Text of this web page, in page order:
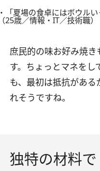
・「夏場の食卓にはボウル
（25歳／情報・IT／技術職）
庶民的の味お好み焼
す。ちょっとマネを
も、最初は抵抗があ
れそうですね。
独特の材料で